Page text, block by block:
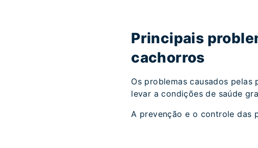
Principais
cachorros
Os problemas causados
levar a condições de saúde
A prevenção e o controle das